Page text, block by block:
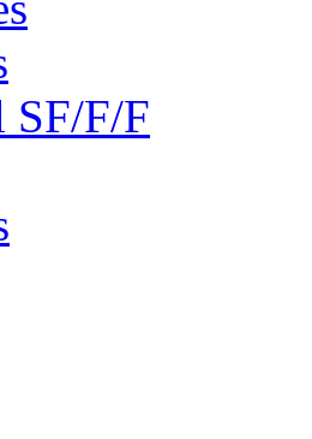
SF/F/F